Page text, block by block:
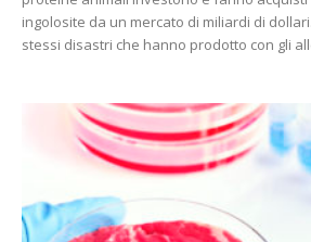
ingolosite da un mercato di miliardi di
stessi disastri che hanno prodotto con gli